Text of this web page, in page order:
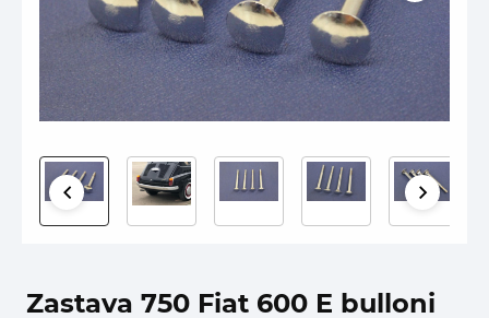
Zastava 750 Fiat 600 E bulloni